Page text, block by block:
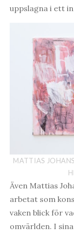
uppslagna i ett
MATTIAS
Även Mattias
arbetat som
vaken blick för
omvärlden. I